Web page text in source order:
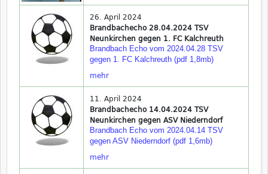
26. April 2024
Brandbachecho 28.04.2024 TSV
Neunkirchen gegen 1. FC Kalchreuth
Brandbach Echo vom 2024.04.28 TSV
gegen 1. FC Kalchreuth (pdf 1,8mb)
mehr
11. April 2024
Brandbachecho 14.04.2024 TSV
Neunkirchen gegen ASV Niederndorf
Brandbach Echo vom 2024.04.14 TSV
gegen ASV Niederndorf (pdf 1,6mb)
mehr